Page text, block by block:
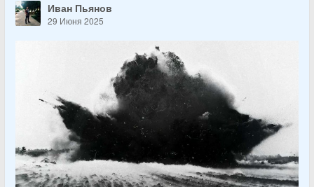
Иван Пьянов
29 Июня 2025